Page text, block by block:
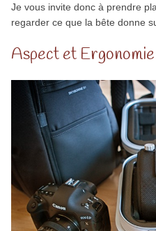
Je vous invite donc à prendre
regarder ce que la bête donne
Aspect et